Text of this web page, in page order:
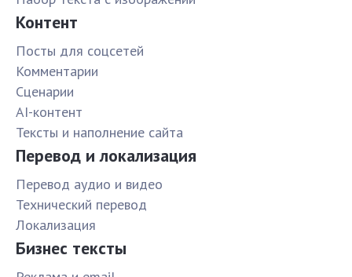
Контент
Посты для соцсетей
Комментарии
Сценарии
AI-контент
Тексты и наполнение сайта
Перевод и локализация
Перевод аудио и видео
Технический перевод
Локализация
Бизнес тексты